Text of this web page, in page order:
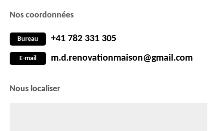
Nos coordonnées
Bureau +41 782 331 305
E-mail m.d.renovationmaison@gmail.com
Nous localiser